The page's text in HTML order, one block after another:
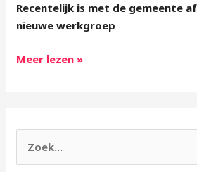
Recentelijk is met de gemeente
nieuwe werkgroep
Meer lezen »